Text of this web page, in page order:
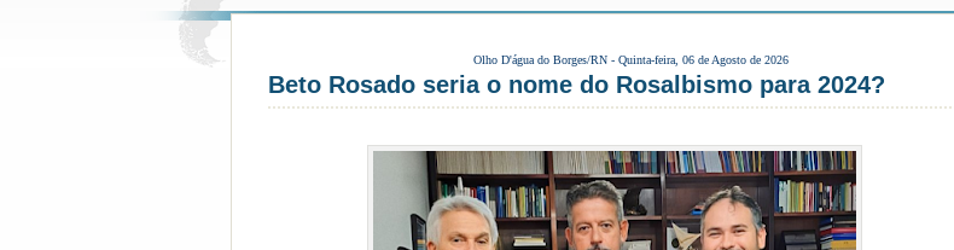
Olho D'água do Borges/RN - Quinta-feira, 06 de Agosto de 2026
Beto Rosado seria o nome do Rosalbismo para 2024?